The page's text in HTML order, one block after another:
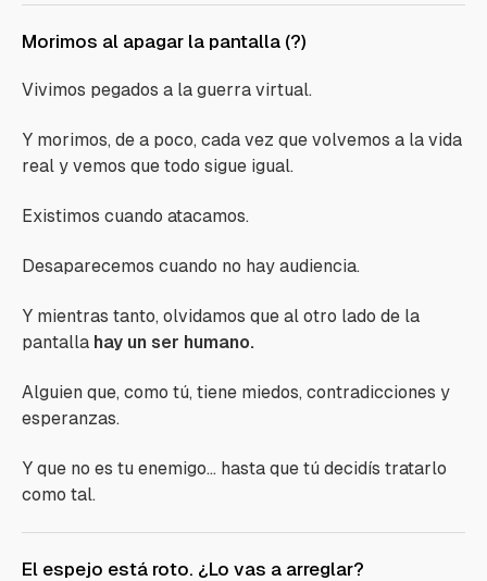
Morimos al apagar la pantalla (?)
Vivimos pegados a la guerra virtual.
Y morimos, de a poco, cada vez que volvemos a la vida
real y vemos que todo sigue igual.
Existimos cuando atacamos.
Desaparecemos cuando no hay audiencia.
Y mientras tanto, olvidamos que al otro lado de la
pantalla hay un ser humano.
Alguien que, como tú, tiene miedos, contradicciones y
esperanzas.
Y que no es tu enemigo… hasta que tú decidís tratarlo
como tal.
El espejo está roto. ¿Lo vas a arreglar?